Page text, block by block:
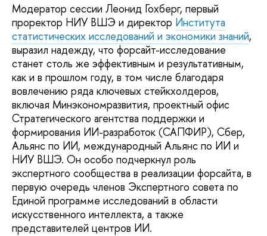
Модератор сессии Леонид Гохберг, первый
проректор НИУ ВШЭ и директор Института
статистических исследований и экономики знаний,
выразил надежду, что форсайт-исследование
станет столь же эффективным и результативным,
как и в прошлом году, в том числе благодаря
вовлечению ряда ключевых стейкхолдеров,
включая Минэкономразвития, проектный офис
Стратегического агентства поддержки и
формирования ИИ-разработок (САПФИР), Сбер,
Альянс по ИИ, международный Альянс по ИИ и
НИУ ВШЭ. Он особо подчеркнул роль
экспертного сообщества в реализации форсайта, в
первую очередь членов Экспертного совета по
Единой программе исследований в области
искусственного интеллекта, а также
представителей центров ИИ.